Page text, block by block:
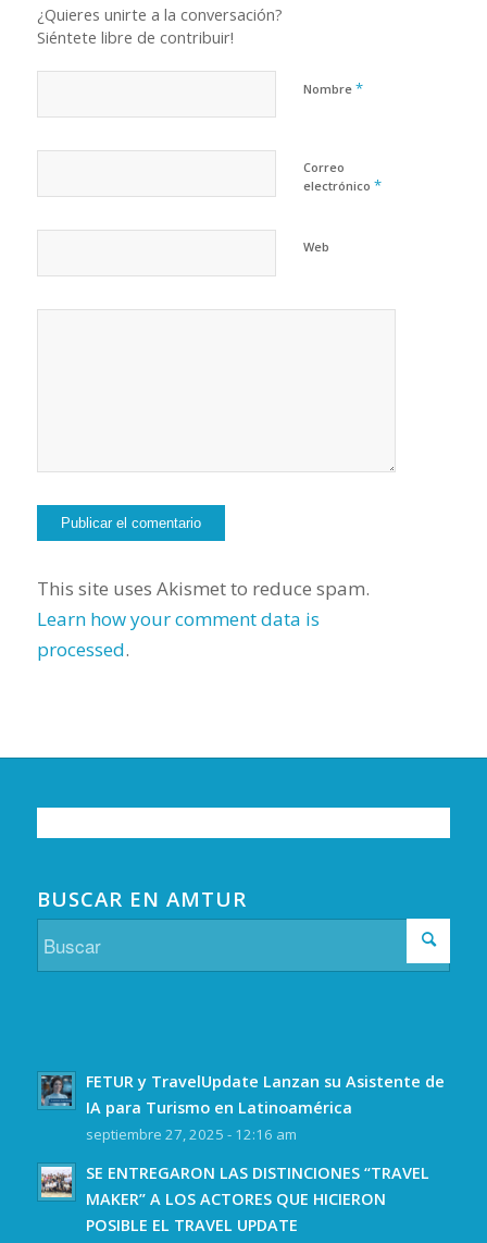
¿Quieres unirte a la conversación?
Siéntete libre de contribuir!
Nombre *
Correo
electrónico *
Web
This site uses Akismet to reduce spam.
Learn how your comment data is
processed.
BUSCAR EN AMTUR
FETUR y TravelUpdate Lanzan su Asistente de
IA para Turismo en Latinoamérica
septiembre 27, 2025 - 12:16 am
SE ENTREGARON LAS DISTINCIONES “TRAVEL
MAKER” A LOS ACTORES QUE HICIERON
POSIBLE EL TRAVEL UPDATE